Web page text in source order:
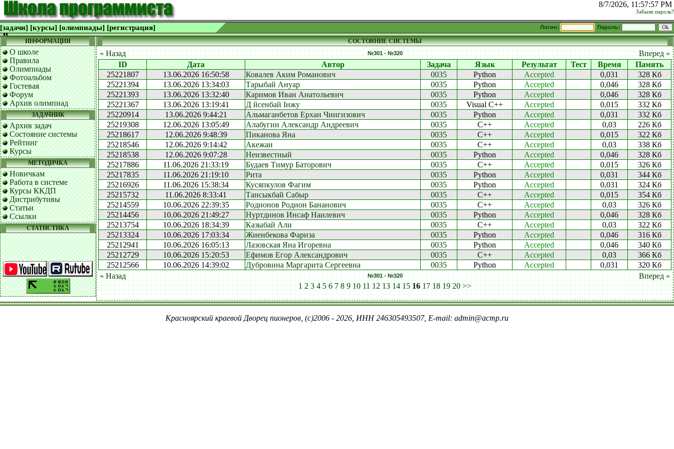
8/7/2026, 11:57:57 PM
Забыли пароль?
[задачи] [курсы] [олимпиады] [регистрация] Логин: Пароль:
ИНФОРМАЦИЯ
О школе
Правила
Олимпиады
Фотоальбом
Гостевая
Форум
Архив олимпиад
ЗАДАЧНИК
Архив задач
Состояние системы
Рейтинг
Курсы
МЕТОДИЧКА
Новичкам
Работа в системе
Курсы ККДП
Дистрибутивы
Статьи
Ссылки
СТАТИСТИКА
СОСТОЯНИЕ СИСТЕМЫ
« Назад №301 - №320
Вперед »
ID
Дата Автор Задача Язык Результат Тест Время
Память
25221807
13.06.2026 16:50:58 Ковалев Аким Романович 0035 Python Accepted 0,031
328 Кб
25221394
13.06.2026 13:34:03 Тарыбай Ануар 0035 Python Accepted 0,046
328 Кб
25221393
13.06.2026 13:32:40 Каримов Иван Анатольевич 0035 Python Accepted 0,046
328 Кб
25221367
13.06.2026 13:19:41 Д йсенбай Інжу 0035 Visual C++ Accepted 0,015
332 Кб
25220914
13.06.2026 9:44:21 Альмаганбетов Ерхан Чингизович 0035 Python Accepted 0,031
332 Кб
25219308
12.06.2026 13:05:49 Алабугин Александр Андреевич 0035 C++ Accepted 0,03
226 Кб
25218617
12.06.2026 9:48:39 Пиканова Яна 0035 C++ Accepted 0,015
322 Кб
25218546
12.06.2026 9:14:42 Акежан 0035 C++ Accepted 0,03
338 Кб
25218538
12.06.2026 9:07:28 Неизвестный 0035 Python Accepted 0,046
328 Кб
25217886
11.06.2026 21:33:19 Будаев Тимур Баторович 0035 C++ Accepted 0,015
326 Кб
25217835
11.06.2026 21:19:10 Рита 0035 Python Accepted 0,031
344 Кб
25216926
11.06.2026 15:38:34 Кусяпкулов Фагим 0035 Python Accepted 0,031
324 Кб
25215732
11.06.2026 8:33:41 Тансыкбай Сабыр 0035 C++ Accepted 0,015
354 Кб
25214559
10.06.2026 22:39:35 Родионов Родион Бананович 0035 C++ Accepted 0,03
326 Кб
25214456
10.06.2026 21:49:27 Нуртдинов Инсаф Наилевич 0035 Python Accepted 0,046
328 Кб
25213754
10.06.2026 18:34:39 Казыбай Али 0035 C++ Accepted 0,03
322 Кб
25213324
10.06.2026 17:03:34 Жиенбекова Фариза 0035 Python Accepted 0,046
316 Кб
25212941
10.06.2026 16:05:13 Лазовская Яна Игоревна 0035 Python Accepted 0,046
340 Кб
25212729
10.06.2026 15:20:53 Ефимов Егор Александрович 0035 C++ Accepted 0,03
366 Кб
25212566
10.06.2026 14:39:02 Дубровина Маргарита Сергеевна 0035 Python Accepted 0,031
320 Кб
« Назад
№301 - №320
Вперед »
1 2 3 4 5 6 7 8 9 10 11 12 13 14 15 16 17 18 19 20 >>
Красноярский краевой Дворец пионеров, (c)2006 - 2026, ИНН 246305493507, E-mail: admin@acmp.ru